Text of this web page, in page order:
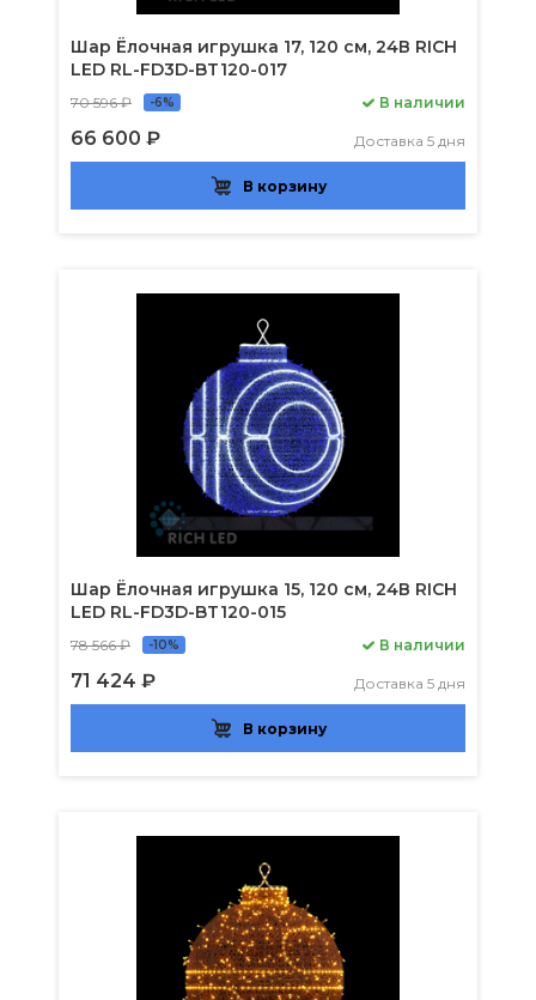
Шар Ёлочная игрушка 17, 120 см, 24В RICH
LED RL-FD3D-BT120-017
70 596 ₽ -6%
66 600 ₽
В наличии
Доставка 5 дня
В корзину
Шар Ёлочная игрушка 15, 120 см, 24В RICH
LED RL-FD3D-BT120-015
78 566 ₽ -10%
71 424 ₽
В наличии
Доставка 5 дня
В корзину